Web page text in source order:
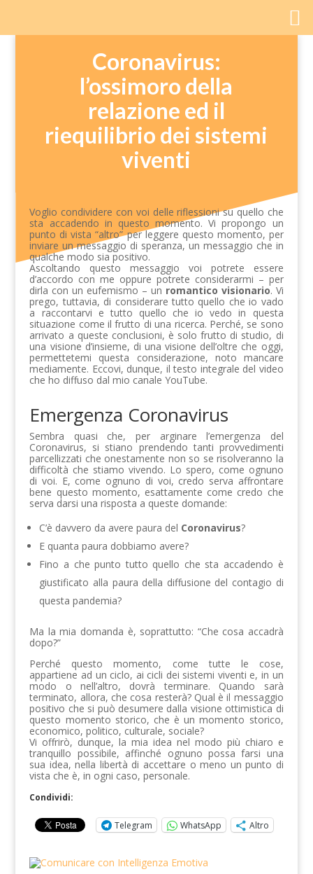
Coronavirus:
l’ossimoro della
relazione ed il
riequilibrio dei sistemi
viventi
Voglio condividere con voi delle riflessioni su quello che
sta accadendo in questo momento. Vi propongo un
punto di vista “altro” per leggere questo momento, per
inviare un messaggio di speranza, un messaggio che in
qualche modo sia positivo.
Ascoltando questo messaggio voi potrete essere
d’accordo con me oppure potrete considerarmi – per
dirla con un eufemismo – un romantico visionario. Vi
prego, tuttavia, di considerare tutto quello che io vado
a raccontarvi e tutto quello che io vedo in questa
situazione come il frutto di una ricerca. Perché, se sono
arrivato a queste conclusioni, è solo frutto di studio, di
una visione d’insieme, di una visione dell’oltre che oggi,
permettetemi questa considerazione, noto mancare
mediamente. Eccovi, dunque, il testo integrale del video
che ho diffuso dal mio canale YouTube.
Emergenza Coronavirus
Sembra quasi che, per arginare l’emergenza del
Coronavirus, si stiano prendendo tanti provvedimenti
parcellizzati che onestamente non so se risolveranno la
difficoltà che stiamo vivendo. Lo spero, come ognuno
di voi. E, come ognuno di voi, credo serva affrontare
bene questo momento, esattamente come credo che
serva darsi una risposta a queste domande:
C’è davvero da avere paura del Coronavirus?
E quanta paura dobbiamo avere?
Fino a che punto tutto quello che sta accadendo è
giustificato alla paura della diffusione del contagio di
questa pandemia?
Ma la mia domanda è, soprattutto: “Che cosa accadrà
dopo?”
Perché questo momento, come tutte le cose,
appartiene ad un ciclo, ai cicli dei sistemi viventi e, in un
modo o nell’altro, dovrà terminare. Quando sarà
terminato, allora, che cosa resterà? Qual è il messaggio
positivo che si può desumere dalla visione ottimistica di
questo momento storico, che è un momento storico,
economico, politico, culturale, sociale?
Vi offrirò, dunque, la mia idea nel modo più chiaro e
tranquillo possibile, affinché ognuno possa farsi una
sua idea, nella libertà di accettare o meno un punto di
vista che è, in ogni caso, personale.
Condividi:
Telegram WhatsApp Altro